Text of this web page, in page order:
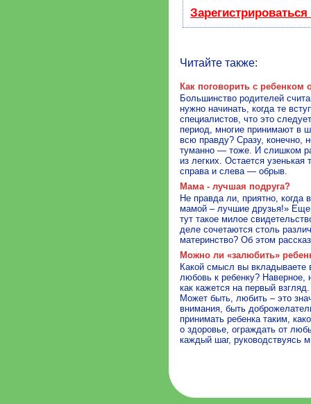
Читайте также:
Как поговорить с ребенком
Большинство родителей
нужно начинать, когда те
специалистов, что это
период, многие принимают в
всю правду? Сразу, конечно,
туманно — тоже. И слишком
из легких. Остается узенькая
справа и слева — обрыв.
Мама - лучшая подруга?
Не правда ли, приятно,
мамой – лучшие друзья!» Еще
тут такое милое
деле сочетаются столь
материнство? Об этом
Можно ли «залюбить»
Какой смысл вы вкладываете
любовь к ребенку? Наверное,
как кажется на первый взгляд.
Может быть, любить – это
внимания, быть
принимать ребенка таким,
о здоровье, ограждать от
каждый шаг, руководствуясь